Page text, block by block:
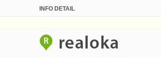
INFO DETAIL